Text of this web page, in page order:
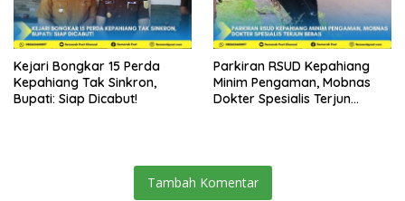
Kejari Bongkar 15 Perda
Kepahiang Tak Sinkron,
Bupati: Siap Dicabut!
Parkiran RSUD Kepahiang
Minim Pengaman, Mobnas
Dokter Spesialis Terjun
Tambah Komentar